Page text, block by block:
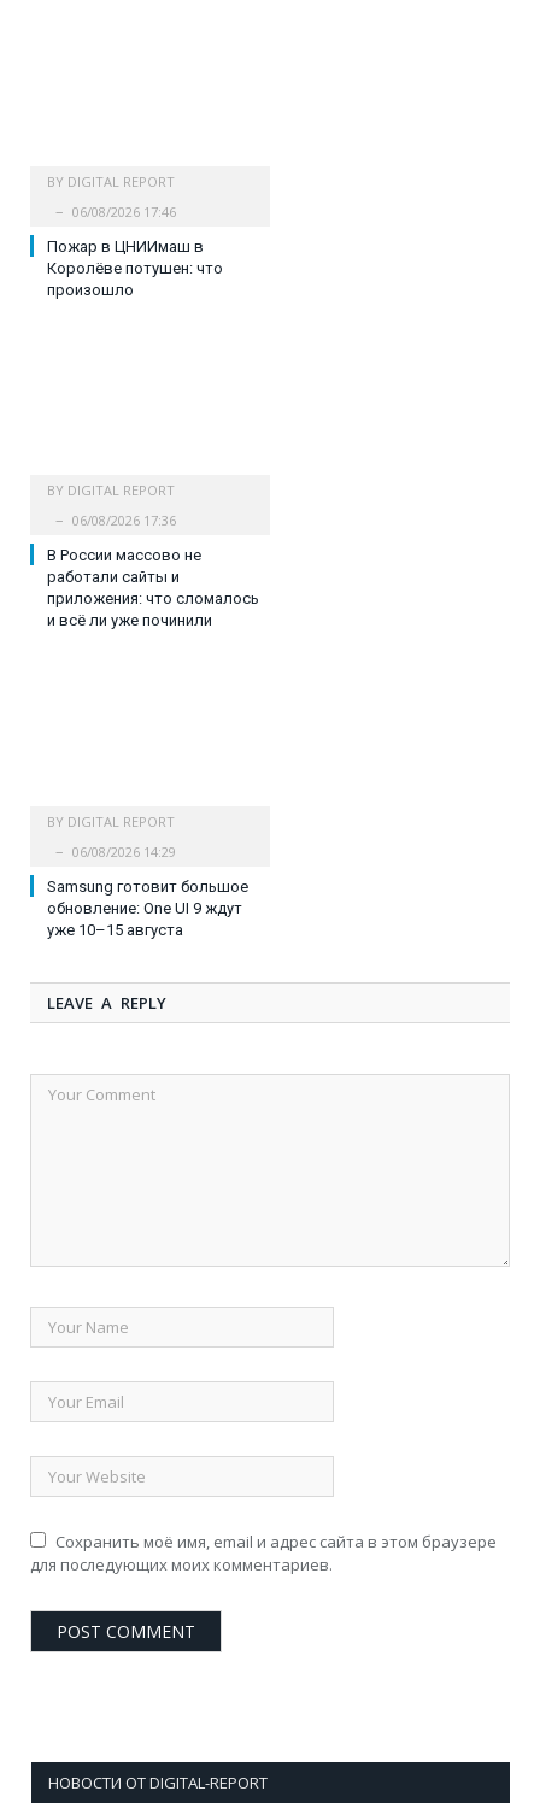
BY DIGITAL REPORT
06/08/2026 17:46
Пожар в ЦНИИмаш в
Королёве потушен: что
произошло
BY DIGITAL REPORT
06/08/2026 17:36
В России массово не
работали сайты и
приложения: что сломалось
и всё ли уже починили
BY DIGITAL REPORT
06/08/2026 14:29
Samsung готовит большое
обновление: One UI 9 ждут
уже 10–15 августа
LEAVE A REPLY
Сохранить моё имя, email и адрес сайта в этом браузере
для последующих моих комментариев.
НОВОСТИ ОТ DIGITAL-REPORT